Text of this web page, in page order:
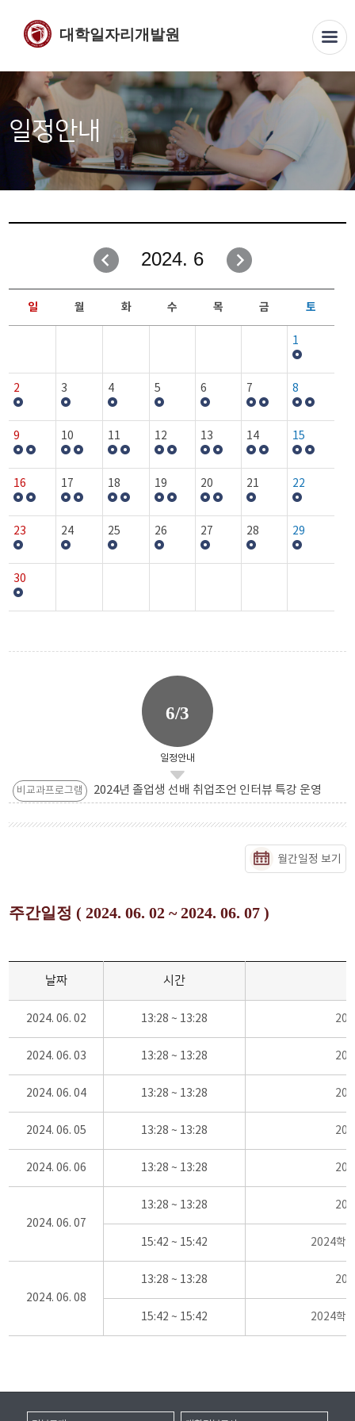
대학일자리개발원
일정안내
2024. 6
일 월 화 수 목 금 토
1
2 3 4 5 6 7 8
9 10 11 12 13 14 15
16 17 18 19 20 21 22
23 24 25 26 27 28 29
30
6/3
일정안내
비교과프로그램 2024년 졸업생 선배 취업조언 인터뷰 특강 운영
월간일정 보기
주간일정 ( 2024. 06. 02 ~ 2024. 06. 07 )
날짜 시간
2024. 06. 02 13:28 ~ 13:28
2024. 06. 03 13:28 ~ 13:28
2024. 06. 04 13:28 ~ 13:28
2024. 06. 05 13:28 ~ 13:28
2024. 06. 06 13:28 ~ 13:28
2024. 06. 07
13:28 ~ 13:28
15:42 ~ 15:42 2024학
2024. 06. 08
13:28 ~ 13:28
15:42 ~ 15:42 2024학